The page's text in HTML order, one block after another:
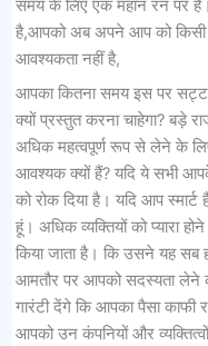
समय के लिए एक महान रन पर
है,आपको अब अपने आप को किसी
आवश्यकता नहीं है,
आपका कितना समय इस पर सट्टा
क्यों प्रस्तुत करना चाहेगा? बड़े
अधिक महत्वपूर्ण रूप से लेने के
आवश्यक क्यों हैं? यदि ये सभी
को रोक दिया है। यदि आप
हूं। अधिक व्यक्तियों को प्यारा
किया जाता है। कि उसने यह सब
आमतौर पर आपको सदस्यता लेने
गारंटी देंगे कि आपका पैसा
आपको उन कंपनियों और